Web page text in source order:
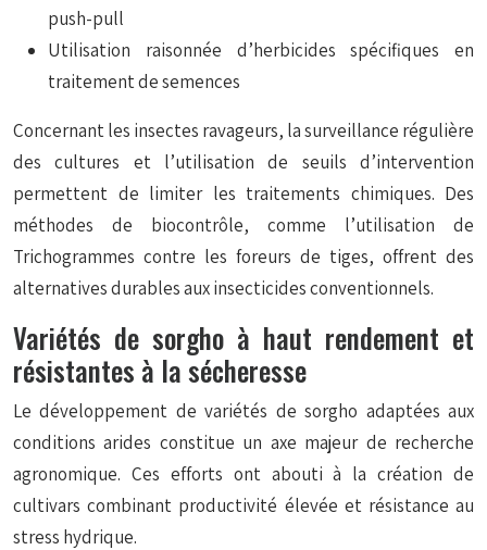
push-pull
Utilisation raisonnée d’herbicides spécifiques en
traitement de semences
Concernant les insectes ravageurs, la surveillance régulière
des cultures et l’utilisation de seuils d’intervention
permettent de limiter les traitements chimiques. Des
méthodes de biocontrôle, comme l’utilisation de
Trichogrammes contre les foreurs de tiges, offrent des
alternatives durables aux insecticides conventionnels.
Variétés de sorgho à haut rendement et
résistantes à la sécheresse
Le développement de variétés de sorgho adaptées aux
conditions arides constitue un axe majeur de recherche
agronomique. Ces efforts ont abouti à la création de
cultivars combinant productivité élevée et résistance au
stress hydrique.